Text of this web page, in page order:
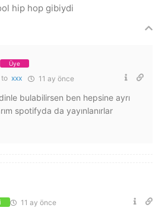
hip hop gibiydi
Üye
to xxx 11 ay önce
bulabilirsen ben hepsine ayrı
spotifyda da yayınlanırlar
11 ay önce